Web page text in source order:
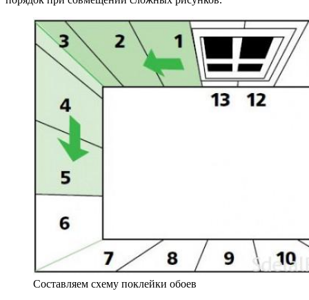
Составляем схему поклейки обоев